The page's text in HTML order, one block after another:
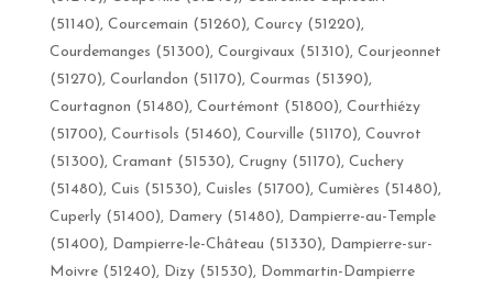
(51140), Courcemain (51260), Courcy (51220),
Courdemanges (51300), Courgivaux (51310), Courjeonnet
(51270), Courlandon (51170), Courmas (51390),
Courtagnon (51480), Courtémont (51800), Courthiézy
(51700), Courtisols (51460), Courville (51170), Couvrot
(51300), Cramant (51530), Crugny (51170), Cuchery
(51480), Cuis (51530), Cuisles (51700), Cumières (51480),
Cuperly (51400), Damery (51480), Dampierre-au-Temple
(51400), Dampierre-le-Château (51330), Dampierre-sur-
Moivre (51240), Dizy (51530), Dommartin-Dampierre